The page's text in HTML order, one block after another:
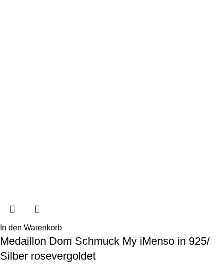
In den Warenkorb
Medaillon Dom Schmuck My iMenso in 925/
Silber rosevergoldet